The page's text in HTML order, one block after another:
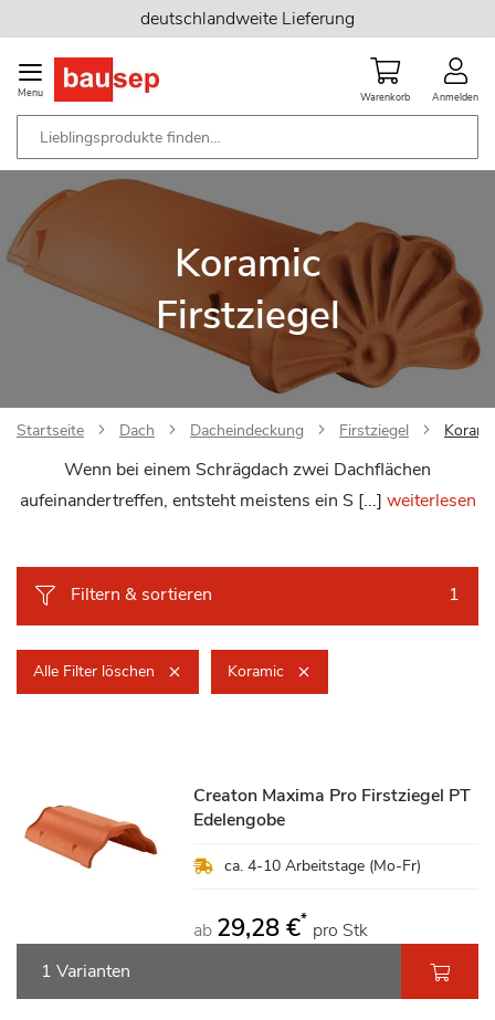
Inhalt
springen
deutschlandweite Lieferung
Menu Warenkorb Anmelden
Koramic
Firstziegel
Startseite Dach Dacheindeckung Firstziegel
Wenn bei einem Schrägdach zwei Dachflächen
aufeinandertreffen, entsteht meistens ein S [...] weiterlesen
Filtern & sortieren 1
Alle Filter löschen Koramic
Creaton Maxima Pro Firstziegel PT
Edelengobe
ca. 4-10 Arbeitstage (Mo-Fr)
ab 29,28 €* pro Stk
1 Varianten